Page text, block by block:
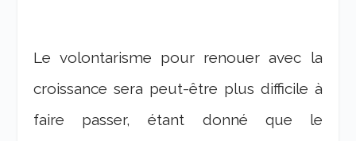
Le volontarisme pour renouer avec la
croissance sera peut-être plus difficile à
faire passer, étant donné que le